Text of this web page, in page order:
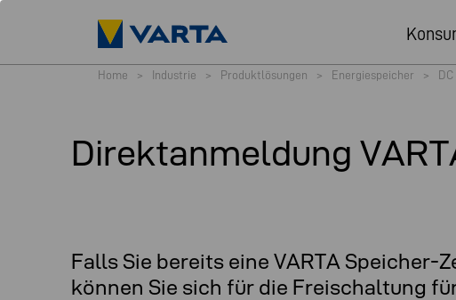
Home > Industrie > Produktlösungen > Energiespeicher >
Direktanmeldung
Falls Sie bereits eine VARTA
können Sie sich für die Freischaltung